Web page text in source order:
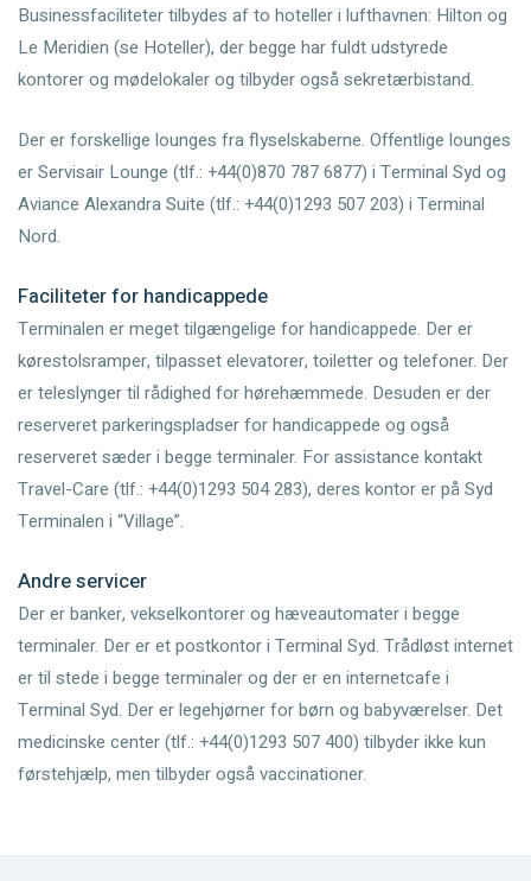
Businessfaciliteter tilbydes af to hoteller i lufthavnen: Hilton og
Le Meridien (se Hoteller), der begge har fuldt udstyrede
kontorer og mødelokaler og tilbyder også sekretærbistand.
Der er forskellige lounges fra flyselskaberne. Offentlige lounges
er Servisair Lounge (tlf.: +44(0)870 787 6877) i Terminal Syd og
Aviance Alexandra Suite (tlf.: +44(0)1293 507 203) i Terminal
Nord.
Faciliteter for handicappede
Terminalen er meget tilgængelige for handicappede. Der er
kørestolsramper, tilpasset elevatorer, toiletter og telefoner. Der
er teleslynger til rådighed for hørehæmmede. Desuden er der
reserveret parkeringspladser for handicappede og også
reserveret sæder i begge terminaler. For assistance kontakt
Travel-Care (tlf.: +44(0)1293 504 283), deres kontor er på Syd
Terminalen i “Village”.
Andre servicer
Der er banker, vekselkontorer og hæveautomater i begge
terminaler. Der er et postkontor i Terminal Syd. Trådløst internet
er til stede i begge terminaler og der er en internetcafe i
Terminal Syd. Der er legehjørner for børn og babyværelser. Det
medicinske center (tlf.: +44(0)1293 507 400) tilbyder ikke kun
førstehjælp, men tilbyder også vaccinationer.